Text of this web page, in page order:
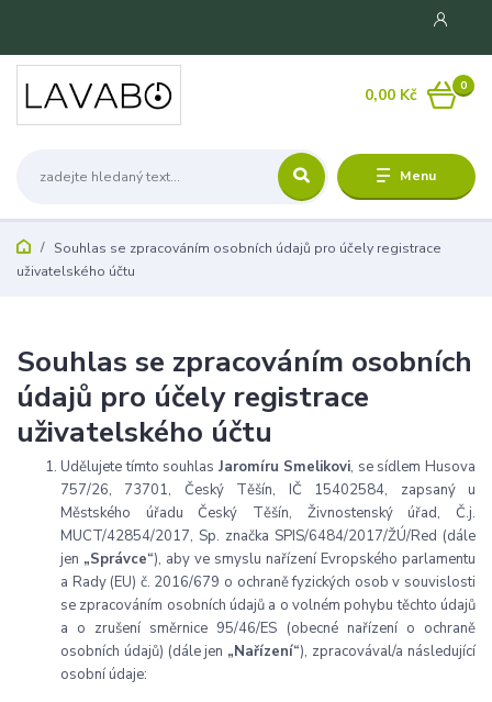
Menu
0
0,00 Kč
Souhlas se zpracováním osobních údajů pro účely registrace
uživatelského účtu
Souhlas se zpracováním osobních
údajů pro účely registrace
uživatelského účtu
Udělujete tímto souhlas Jaromíru Smelikovi, se sídlem Husova
757/26, 73701, Český Těšín, IČ 15402584, zapsaný u
Městského úřadu Český Těšín, Živnostenský úřad, Č.j.
MUCT/42854/2017, Sp. značka SPIS/6484/2017/ŽÚ/Red (dále
jen „Správce“), aby ve smyslu nařízení Evropského parlamentu
a Rady (EU) č. 2016/679 o ochraně fyzických osob v souvislosti
se zpracováním osobních údajů a o volném pohybu těchto údajů
a o zrušení směrnice 95/46/ES (obecné nařízení o ochraně
osobních údajů) (dále jen „Nařízení“), zpracovával/a následující
osobní údaje: